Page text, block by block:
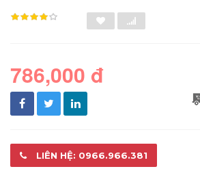
786,000 đ
LIÊN HỆ: 0966.966.381